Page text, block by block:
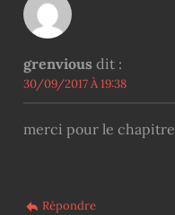
grenvious dit :
30/09/2017 À 19:38
merci pour le chapitre
Répondre